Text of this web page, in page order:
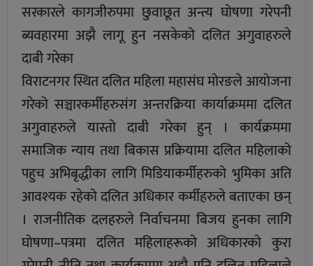
सरकारले कागजीरुपमा छुवाछूत अन्त्य घोषणा गरेपनी
ब्यवहारमा अझै लागू हुन नसकेको दलित अगुवाहरुले
दाबी गरेका
विराटनगर स्थित दलित महिला महासंघ मोरङले आयोजना
गरेको सञ्चारकर्मीहरुसंग अन्तरक्रिया कार्याक्रममा दलित
अगुवाहरुले यास्तो दाबी गरेका हुन् । कार्यक्रममा
समाजिक न्याय तथा बिकास प्रक्रियामा दलित महिलाको
पहुच अभिबृद्धीका लागि मिडियाकर्मीहरुको भुमिका अति
आवश्यक रहेको दलित अधिकार कर्मीहरुले बताएका छन्
। राजनीतिक दलहरुले निर्वाचनमा बिजय हुनका लागि
घोषणा–पत्रमा दलित महिलाहरूको अधिकारको कुरा